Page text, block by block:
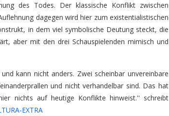
des Todes. Der klassische Konflikt zwischen
dagegen wird hier zum existentialistischen
in dem viel symbolische Deutung steckt, die
aber mit den drei Schauspielenden mimisch und
kann nicht anders. Zwei scheinbar unvereinbare
und nicht verhandelbar sind. Das hat
nichts auf heutige Konflikte hinweist.'' schreibt
EXTRA